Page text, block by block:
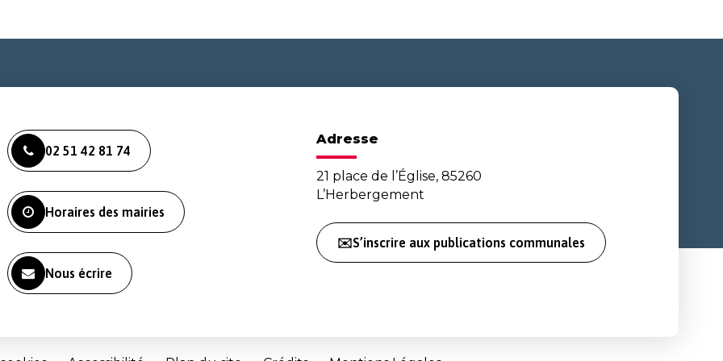
02 51 42 81 74
Horaires des mairies
Nous écrire
Adresse
21 place de l’Église, 85260
L’Herbergement
✉️S’inscrire aux publications communales